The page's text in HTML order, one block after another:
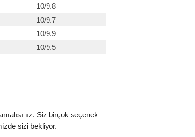
10/9.8
10/9.7
10/9.9
10/9.5
Siz birçok seçenek
sizi bekliyor.